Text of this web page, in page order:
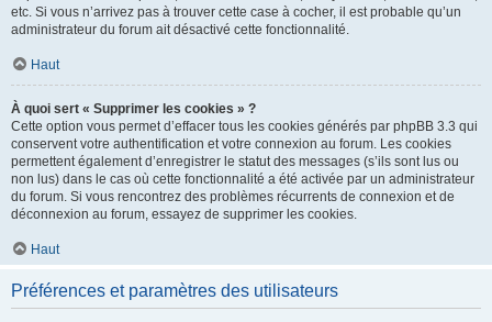
etc. Si vous n’arrivez pas à trouver cette case à cocher, il est probable qu’un
administrateur du forum ait désactivé cette fonctionnalité.
Haut
À quoi sert « Supprimer les cookies » ?
Cette option vous permet d’effacer tous les cookies générés par phpBB 3.3 qui
conservent votre authentification et votre connexion au forum. Les cookies
permettent également d’enregistrer le statut des messages (s’ils sont lus ou
non lus) dans le cas où cette fonctionnalité a été activée par un administrateur
du forum. Si vous rencontrez des problèmes récurrents de connexion et de
déconnexion au forum, essayez de supprimer les cookies.
Haut
Préférences et paramètres des utilisateurs